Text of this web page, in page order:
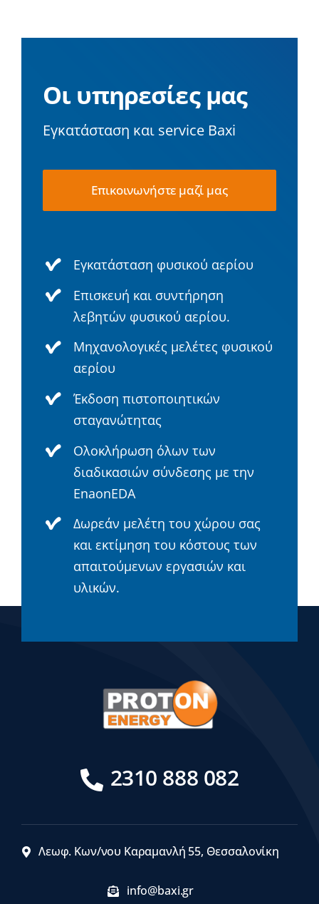
Οι υπηρεσίες μας
Εγκατάσταση και service Baxi
Επικοινωνήστε μαζί μας
Εγκατάσταση φυσικού αερίου
Επισκευή και συντήρηση
λεβητών φυσικού αερίου.
Μηχανολογικές μελέτες φυσικού
αερίου
Έκδοση πιστοποιητικών
σταγανώτητας
Ολοκλήρωση όλων των
διαδικασιών σύνδεσης με την
EnaonEDA
Δωρεάν μελέτη του χώρου σας
και εκτίμηση του κόστους των
απαιτούμενων εργασιών και
υλικών.
2310 888 082
Λεωφ. Κων/νου Καραμανλή 55, Θεσσαλονίκη
info@baxi.gr